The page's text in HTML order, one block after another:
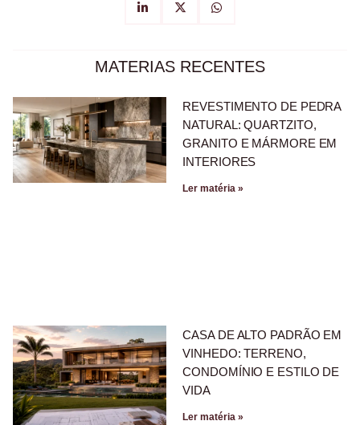
MATERIAS RECENTES
REVESTIMENTO DE PEDRA
NATURAL: QUARTZITO,
GRANITO E MÁRMORE EM
INTERIORES
Ler matéria »
CASA DE ALTO PADRÃO EM
VINHEDO: TERRENO,
CONDOMÍNIO E ESTILO DE
VIDA
Ler matéria »